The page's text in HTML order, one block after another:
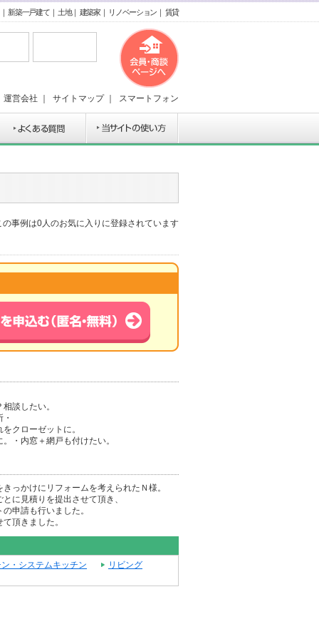
｜ 新築一戸建て｜ 土地｜ 建築家｜ リノベーション ｜ 賃貸
運営会社 サイトマップ｜ スマートフォン
の事例は0人のお気に入りに登録されています
談したい。
クローゼットに。
・内窓＋網戸も付けたい。
っかけにリフォームを考えられたＮ様。
に見積りを提出させて頂き、
申請も行いました。
頂きました。
・システムキッチン リビング